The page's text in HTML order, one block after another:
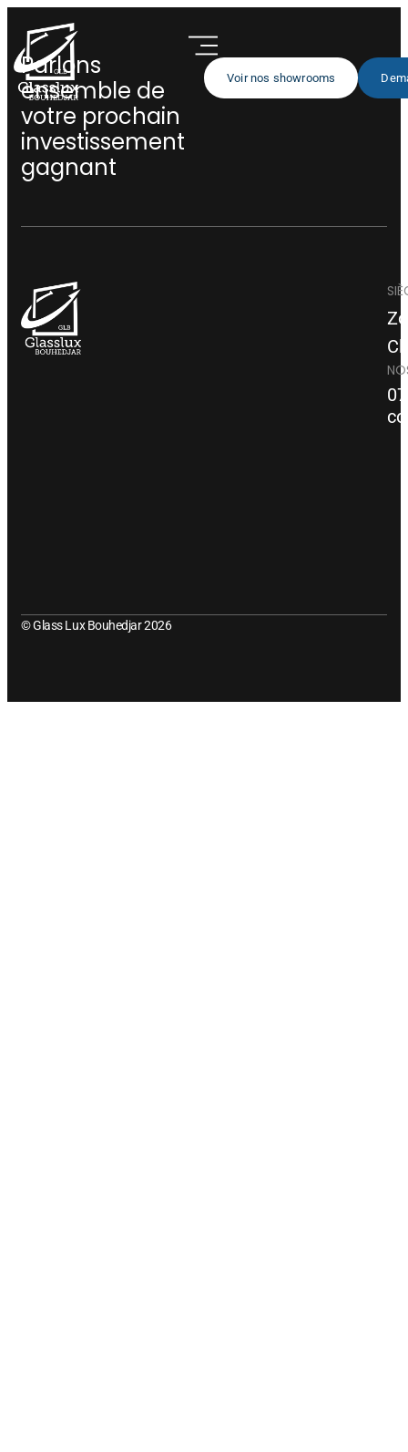
Parlons
ensemble de
votre prochain
investissement
gagnant
Voir nos showrooms
© Glass Lux Bouhedjar 2026